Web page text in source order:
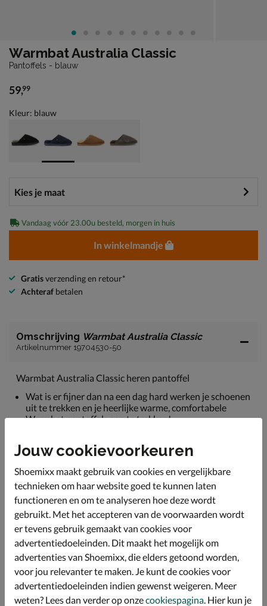
Warmbat Australia Classic
Pantoffels - blauw
€ 59,99
59,99
Kleur: blauw
Vandaag vóór 23.00u besteld, morgen in huis
In winkelmandje
Gratisverzending en retour*
Achteraf betalen
Omschrijving Warmbat Australia Classic
Artikelnummer 19704530-50
Warmbat Australia Classic heren pantoffel
Wat is er fijner dan na een dag hard werken je schoenen
uit te trekken en je heerlijke warme, comfortabele
Warmbat pantoffels aan te trekken!
voet vormt.
De pantoffel is volledig gevoerd met 100% Australisch
Merino schapenvacht. Dit wol is heerlijk zacht en
veerkrachtig.
Beschikt over een stevige rubberen zool, waardoor je
prima met de pantoffels naar buiten kunt.
De vezels van het schapenwol "ademen" en zijn
daardoor een natuurlijke thermostaat voor je lichaam.
Ook wanneer je juist warme voeten hebt.
De pantoffel is comfortabel en duurzaam dankzij de
hoogwaardige materialen.
Jouw cookievoorkeuren
Shoemixx maakt gebruik van cookies en vergelijkbare
technieken om haar website goed te kunnen laten
functioneren en om te analyseren hoe deze wordt
gebruikt. Met het accepteren van de voorwaarden wordt
er tevens gebruik gemaakt van cookies voor
advertentiedoeleinden. Dit maakt het mogelijk om
advertenties van Shoemixx, die elders getoond worden,
voor jou relevanter te maken. Je kunt de cookies voor
advertentiedoeleinden indien gewenst weigeren. Meer
weten? Lees dan verder op onzecookiespagina . Hier kun je